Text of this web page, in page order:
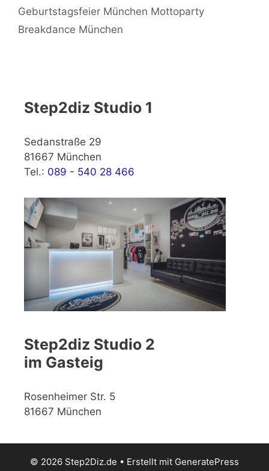
Geburtstagsfeier München Mottoparty
Breakdance München
Step2diz Studio 1
Sedanstraße 29
81667 München
Tel.: 089 - 540 28 466
Step2diz Studio 2
im Gasteig
Rosenheimer Str. 5
81667 München
© 2026 Step2Diz.de • Erstellt mit GeneratePress